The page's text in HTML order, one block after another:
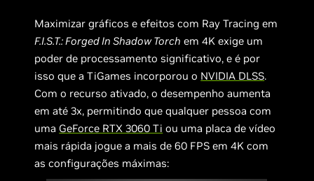
Maximizar gráficos e efeitos com Ray Tracing em
F.I.S.T.: Forged In Shadow Torch em 4K exige um
poder de processamento significativo, e é por
isso que a TiGames incorporou o NVIDIA DLSS.
Com o recurso ativado, o desempenho aumenta
em até 3x, permitindo que qualquer pessoa com
uma GeForce RTX 3060 Ti ou uma placa de vídeo
mais rápida jogue a mais de 60 FPS em 4K com
as configurações máximas: